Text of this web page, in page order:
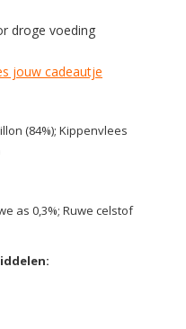
droge voeding
jouw cadeautje
(84%); Kippenvlees
as 0,3%; Ruwe celstof